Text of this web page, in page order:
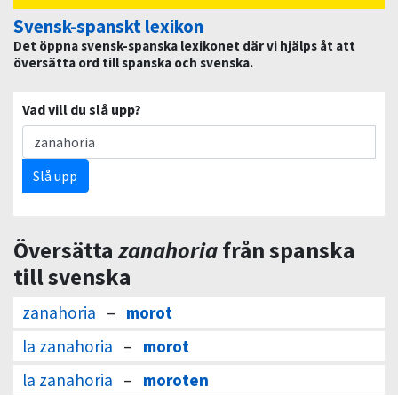
Svensk-spanskt lexikon
Det öppna svensk-spanska lexikonet där vi hjälps åt att
översätta ord till spanska och svenska.
Vad vill du slå upp?
Slå upp
Översättazanahoriafrån spanska
till svenska
zanahoria – morot
la zanahoria – morot
la zanahoria – moroten